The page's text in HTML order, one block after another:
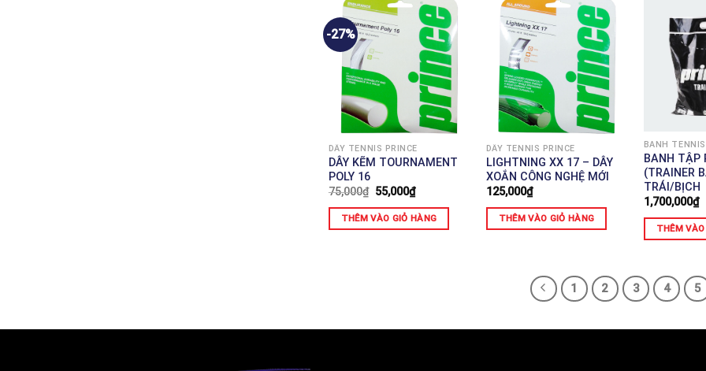
-27%
DÂY TENNIS PRINCE
DÂY KẼM TOURNAMENT
POLY 16
75,000₫ 55,000₫
THÊM VÀO GIỎ HÀNG
DÂY TENNIS PRINCE
LIGHTNING XX 17 – DÂY
XOẮN CÔNG NGHỆ MỚI
125,000₫
THÊM VÀO GIỎ HÀNG
BANH
BANH TẬP
(TRAINER
TRÁI/BỊCH
1,700,000₫
THÊM
1 2 3 4 5